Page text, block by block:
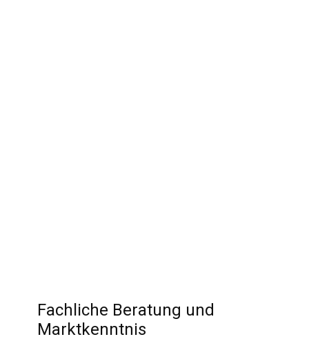
Fachliche Beratung und
Marktkenntnis